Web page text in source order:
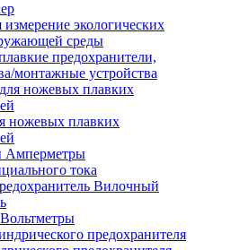
измерение экологических
среды
предохранители,
монтажные устройства
ножевых плавких
Амперметры
тока
Вилочный
Вольтметры